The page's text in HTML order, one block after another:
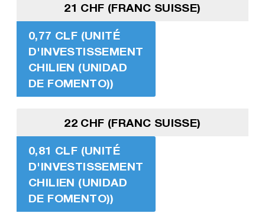
21 CHF (FRANC SUISSE)
0,77 CLF (UNITÉ
D'INVESTISSEMENT
CHILIEN (UNIDAD
DE FOMENTO))
22 CHF (FRANC SUISSE)
0,81 CLF (UNITÉ
D'INVESTISSEMENT
CHILIEN (UNIDAD
DE FOMENTO))